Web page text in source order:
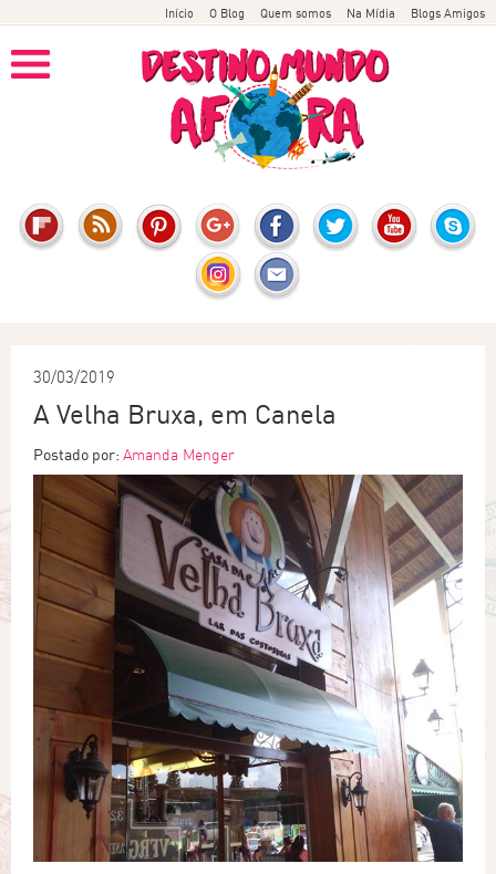
Início O Blog Quem somos Na Mídia Blogs Amigos
30/03/2019
A Velha Bruxa, em Canela
Postado por: Amanda Menger